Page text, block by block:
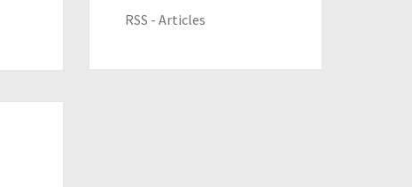
RSS - Articles